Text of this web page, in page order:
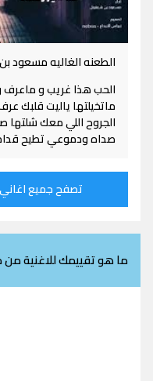
الطعنه الغاليه مسعود
الحب هذا غريب و
ماتخيلتها ياليت قلبك
الجروح اللي معك
صداه ودموعي تطيح
تصفح جميع اغاني
ما هو تقييمك للاغنية